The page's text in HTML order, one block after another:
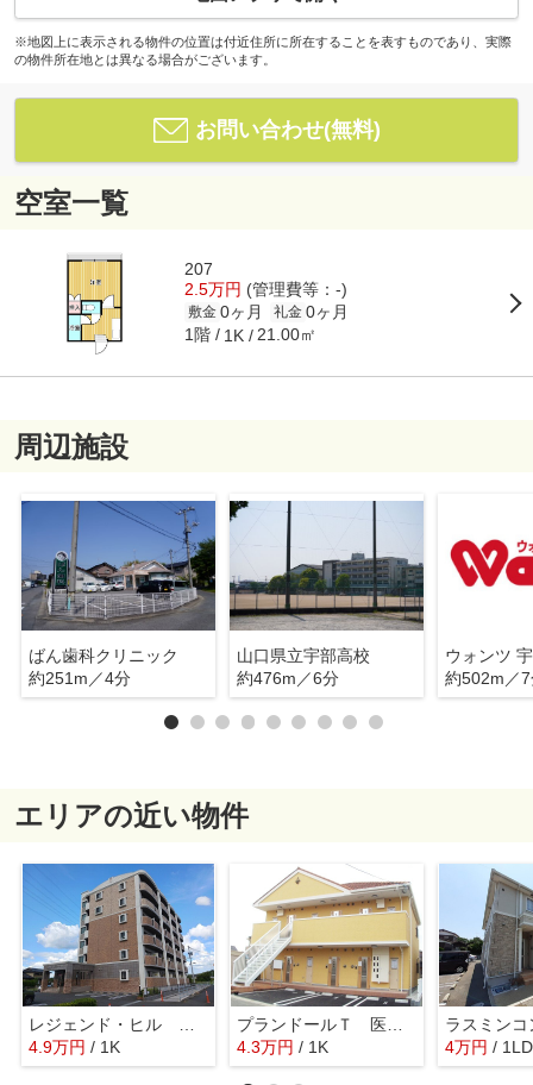
※地図上に表示される物件の位置は付近住所に所在することを表すものであり、実際
の物件所在地とは異なる場合がございます。
お問い合わせ(無料)
空室一覧
207
2.5万円 (管理費等：-)
敷金 0ヶ月 礼金 0ヶ月
1階 1K 21.00㎡
周辺施設
ばん歯科クリニック
約251m／4分
山口県立宇部高校
約476m／6分
ウォンツ
約502m／
エリアの近い物件
4.9万円 / 1K
プランドールＴ 医大前
4.3万円 / 1K
ラスミン
4万円 /